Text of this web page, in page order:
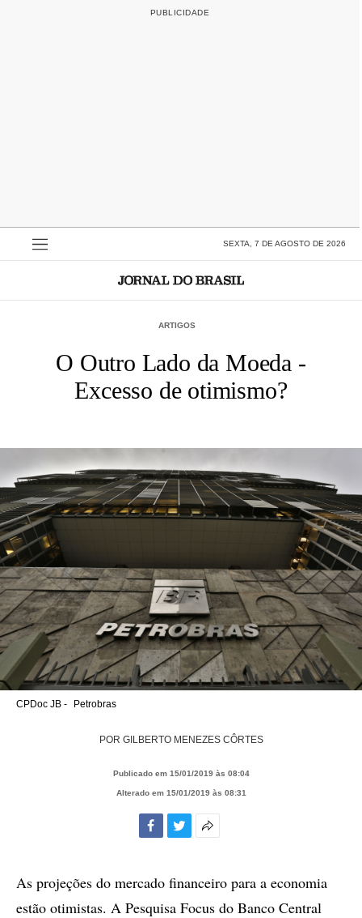
SEXTA, 7 DE AGOSTO DE 2026
ARTIGOS
O Outro Lado da Moeda -
Excesso de otimismo?
CPDoc JB - Petrobras
POR GILBERTO MENEZES CÔRTES
Publicado em 15/01/2019 às 08:04
Alterado em 15/01/2019 às 08:31
compartilhamento
As projeções do mercado financeiro para a economia
estão otimistas. A Pesquisa Focus do Banco Central